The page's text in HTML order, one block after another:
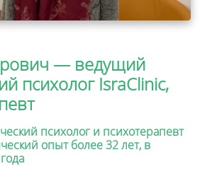
— ведущий
психолог IsraClinic,
психолог и психотерапевт
опыт более 32 лет, в